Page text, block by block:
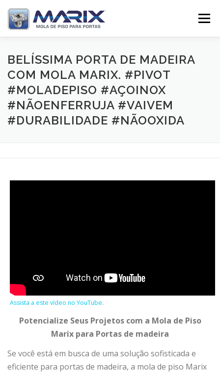
para
Menu
SOBRE PRODUTOS TV MARIX
DISTRIBUIDORES CONTATO
BELÍSSIMA PORTA DE MADEIRA
COM MOLA MARIX. #PIVOT
#MOLADEPISO #AÇOINOX
#NÃOENFERRUJA #VAIVEM
#DURABILIDADE #NÃOOXIDA
Assista a este vídeo no YouTube.
Potencialize Seus Projetos com a Mola de Piso
Marix para Portas de madeira
Se você está em busca de uma solução sofisticada e
eficiente para portas de madeira, a mola de piso Marix